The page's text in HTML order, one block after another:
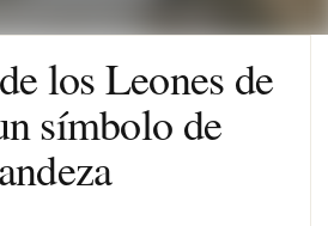
los Leones de
símbolo de